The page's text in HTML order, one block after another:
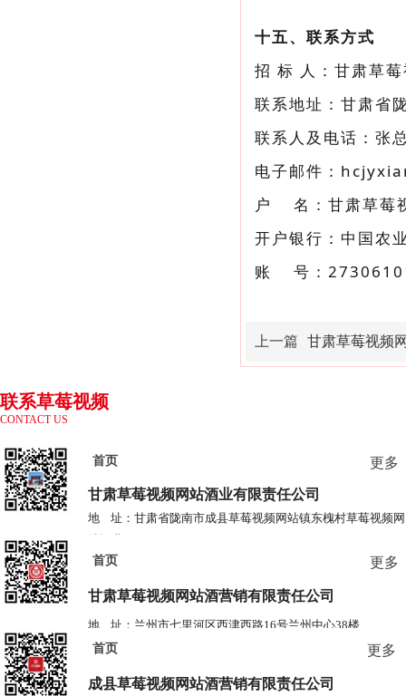
十五、联系方式
招 标 人：甘肃草
联系地址：甘肃
联系人及电
电子邮件：
户 名：甘肃草莓
开户银行：中国农
账 号：
上一篇 甘肃草莓视频网
首页 更多
甘肃草莓视频网站酒业有限责任公司
地 址：甘肃省陇南市成县草莓视频网站镇东槐村草莓视频网
电 话：0939-3778685 3778687
首页 更多
甘肃草莓视频网站酒营销有限责任公司
地 址：兰州市七里河区西津西路16号兰州中心38楼
电 话：0931-2867829 2867839
首页 更多
成县草莓视频网站酒营销有限责任公司
联系草莓视频
网站
CONTACT US